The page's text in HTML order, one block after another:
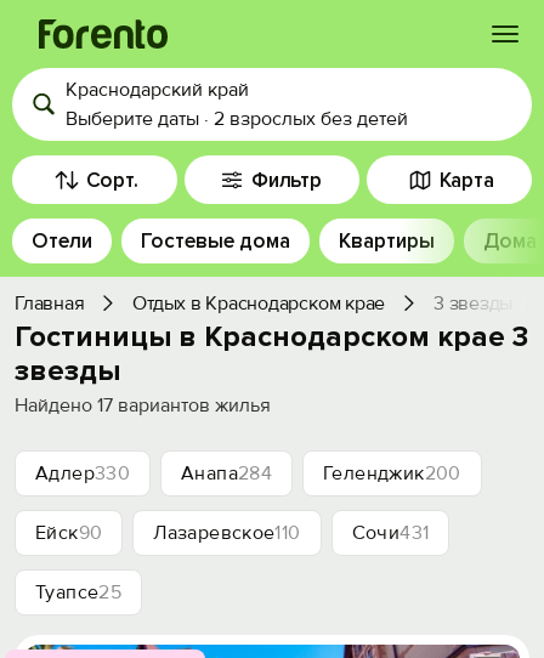
Войти
Избранное
История просмотра
Добавить свой объект
Краснодарский край
Выберите даты · 2 взрослых без детей
Сорт. Фильтр Карта
Отели Гостевые дома Квартиры Дома
Главная Отдых в Краснодарском крае 3 звезды
Гостиницы в Краснодарском крае 3
звезды
Найдено 17 вариантов жилья
Адлер330 Анапа284 Геленджик200
Ейск90 Лазаревское110 Сочи431
Туапсе25